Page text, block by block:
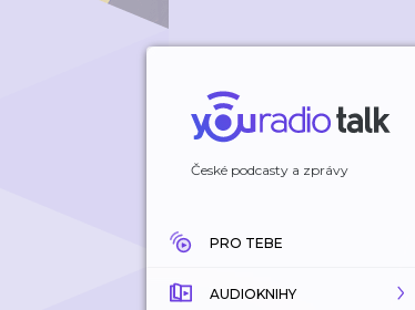
České podcasty a zprávy
PRO TEBE
AUDIOKNIHY